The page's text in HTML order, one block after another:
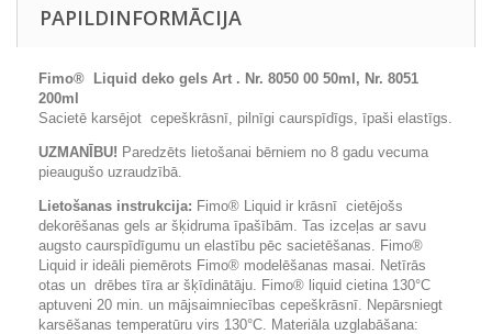
PAPILDINFORMĀCIJA
Fimo® Liquid deko gels Art . Nr. 8050 00 50ml, Nr. 8051
200ml
Sacietē karsējot cepeškrāsnī, pilnīgi caurspīdīgs, īpaši elastīgs.
UZMANĪBU! Paredzēts lietošanai bērniem no 8 gadu vecuma
pieaugušo uzraudzībā.
Lietošanas instrukcija: Fimo® Liquid ir krāsnī cietējošs
dekorēšanas gels ar šķidruma īpašībām. Tas izceļas ar savu
augsto caurspīdīgumu un elastību pēc sacietēšanas. Fimo®
Liquid ir ideāli piemērots Fimo® modelēšanas masai. Netīrās
otas un drēbes tīra ar šķīdinātāju. Fimo® liquid cietina 130°C
aptuveni 20 min. un mājsaimniecības cepeškrāsnī. Nepārsniegt
karsēšanas temperatūru virs 130°C. Materiāla uzglabāšana: